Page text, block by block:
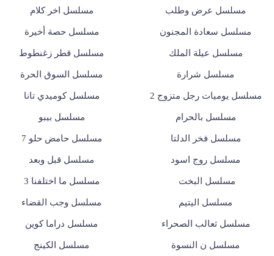
مسلسل عرض وطلب مسلسل اخر كلام
مسلسل سعادة المجنون مسلسل حصة أخيرة
مسلسل عيلة الملك مسلسل قطر زغنطوط
مسلسل شرارة مسلسل السوق الحرة
مسلسل يوميات رجل متزوج 2 مسلسل كوميدي تانا
مسلسل بالحرام مسلسل بيبو
مسلسل فخر الدلتا مسلسل حامض حلو 7
مسلسل روج اسود مسلسل قبل وبعد
مسلسل البخت مسلسل ما اختلفنا 3
مسلسل اليتيم مسلسل وجب القضاء
مسلسل ثعالب الصحراء مسلسل دراما كوين
مسلسل ن النسوة مسلسل الكينج